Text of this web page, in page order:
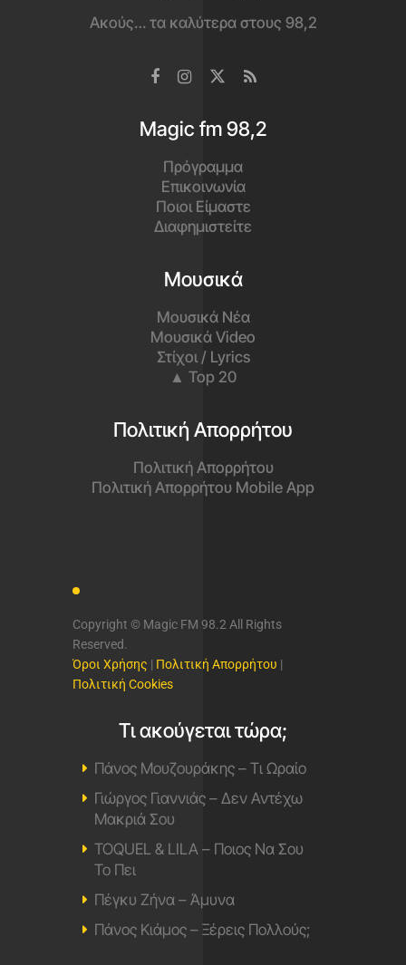
Ακούς… τα καλύτερα στους 98,2
Magic fm 98,2
Πρόγραμμα
Επικοινωνία
Ποιοι Είμαστε
Διαφημιστείτε
Μουσικά
Μουσικά Νέα
Μουσικά Video
Στίχοι / Lyrics
▲ Top 20
Πολιτική Απορρήτου
Πολιτική Απορρήτου
Πολιτική Απορρήτου Mobile App
Copyright © Magic FM 98.2 All Rights
Reserved.
Όροι Χρήσης | Πολιτική Απορρήτου |
Πολιτική Cookies
Τι ακούγεται τώρα;
Πάνος Μουζουράκης – Τι Ωραίο
Γιώργος Γιαννιάς – Δεν Αντέχω
Μακριά Σου
TOQUEL & LILA – Ποιος Να Σου
Το Πει
Πέγκυ Ζήνα – Άμυνα
Πάνος Κιάμος – Ξέρεις Πολλούς;